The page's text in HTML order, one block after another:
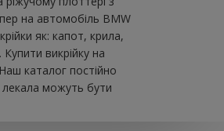
на автомобіль BMW
як: капот, крила,
викрійку на
каталог постійно
лекала можуть бути